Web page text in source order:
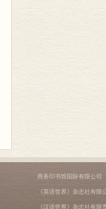
商务印书馆国际有限公司
《英语世界》杂志社有限
《汉语世界》杂志社有限